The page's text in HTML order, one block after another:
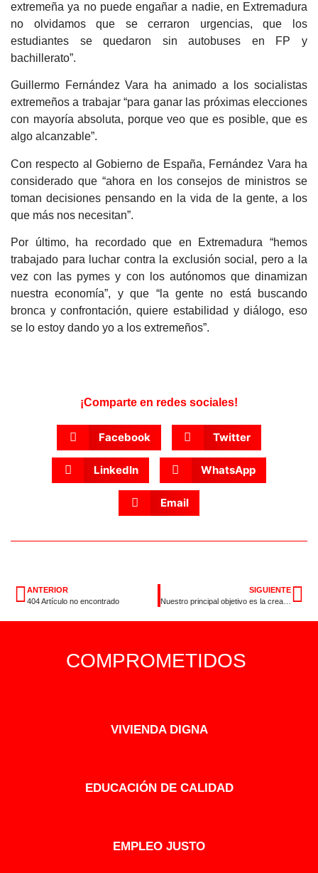
extremeña ya no puede engañar a nadie, en Extremadura
no olvidamos que se cerraron urgencias, que los
estudiantes se quedaron sin autobuses en FP y
bachillerato”.
Guillermo Fernández Vara ha animado a los socialistas
extremeños a trabajar “para ganar las próximas elecciones
con mayoría absoluta, porque veo que es posible, que es
algo alcanzable”.
Con respecto al Gobierno de España, Fernández Vara ha
considerado que “ahora en los consejos de ministros se
toman decisiones pensando en la vida de la gente, a los
que más nos necesitan”.
Por último, ha recordado que en Extremadura “hemos
trabajado para luchar contra la exclusión social, pero a la
vez con las pymes y con los autónomos que dinamizan
nuestra economía”, y que “la gente no está buscando
bronca y confrontación, quiere estabilidad y diálogo, eso
se lo estoy dando yo a los extremeños”.
¡Comparte en redes sociales!
Facebook Twitter
LinkedIn WhatsApp
Email
ANTERIOR
404 Artículo no encontrado
SIGUIENTE
COMPROMETIDOS
VIVIENDA DIGNA
EDUCACIÓN DE CALIDAD
EMPLEO JUSTO